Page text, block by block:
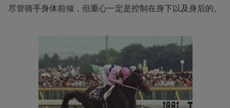
尽管骑手身体前倾，但重心一定是控制在身下以及身后的。